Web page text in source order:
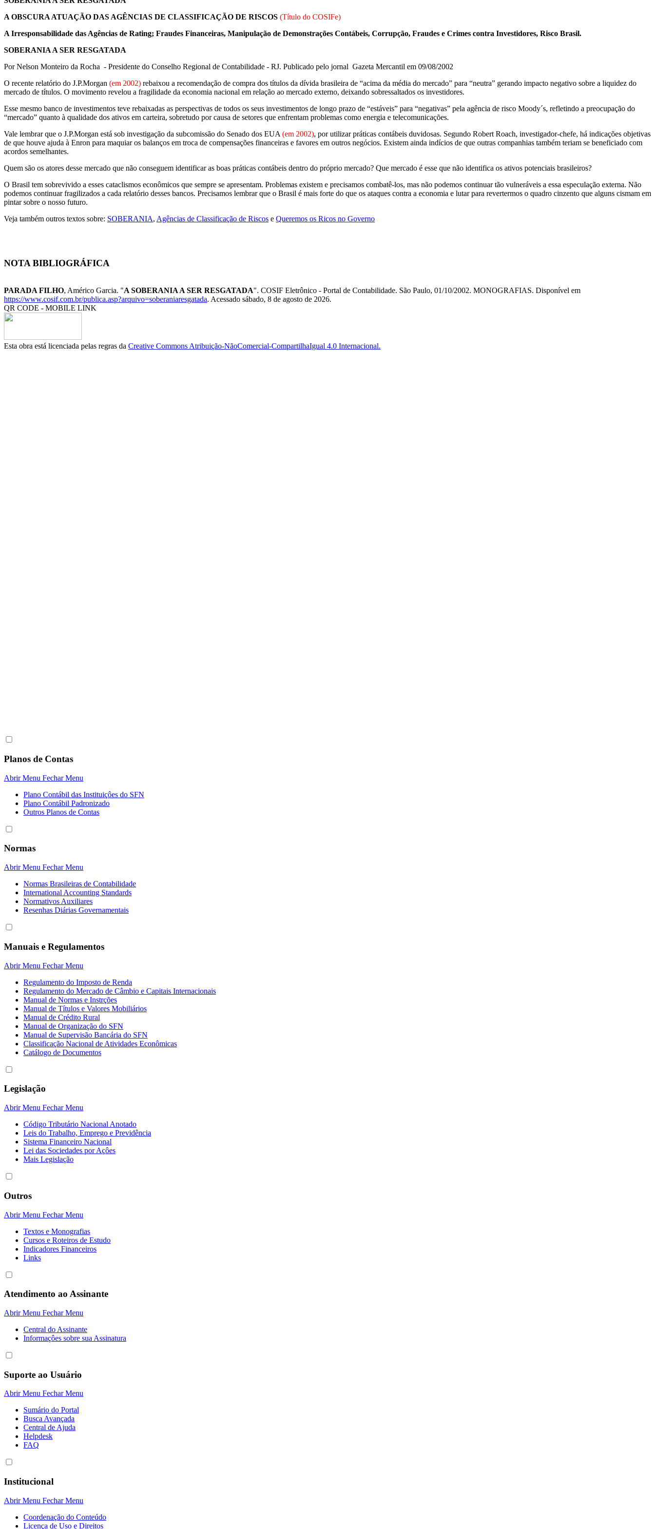
A OBSCURA ATUAÇÃO DAS AGÊNCIAS DE CLASSIFICAÇÃO DE RISCOS (Título do COSIFe)
A Irresponsabilidade das Agências de Rating; Fraudes Financeiras, Manipulação de Demonstrações Contábeis, Corrupção, Fraudes e Crimes contra Investidores, Risco Brasil.
SOBERANIA A SER RESGATADA
Por Nelson Monteiro da Rocha - Presidente do Conselho Regional de Contabilidade - RJ. Publicado pelo jornal Gazeta Mercantil em 09/08/2002
O recente relatório do J.P.Morgan (em 2002) rebaixou a recomendação de compra dos títulos da dívida brasileira de “acima da média do mercado” para “neutra” gerando impacto negativo sobre a liquidez do
mercado de títulos. O movimento revelou a fragilidade da economia nacional em relação ao mercado externo, deixando sobressaltados os investidores.
Esse mesmo banco de investimentos teve rebaixadas as perspectivas de todos os seus investimentos de longo prazo de “estáveis” para “negativas” pela agência de risco Moody´s, refletindo a preocupação do
“mercado” quanto à qualidade dos ativos em carteira, sobretudo por causa de setores que enfrentam problemas como energia e telecomunicações.
Vale lembrar que o J.P.Morgan está sob investigação da subcomissão do Senado dos EUA (em 2002), por utilizar práticas contábeis duvidosas. Segundo Robert Roach, investigador-chefe, há indicações objetivas
de que houve ajuda à Enron para maquiar os balanços em troca de compensações financeiras e favores em outros negócios. Existem ainda indícios de que outras companhias também teriam se beneficiado com
acordos semelhantes.
Quem são os atores desse mercado que não conseguem identificar as boas práticas contábeis dentro do próprio mercado? Que mercado é esse que não identifica os ativos potenciais brasileiros?
O Brasil tem sobrevivido a esses cataclismos econômicos que sempre se apresentam. Problemas existem e precisamos combatê-los, mas não podemos continuar tão vulneráveis a essa especulação externa. Não
podemos continuar fragilizados a cada relatório desses bancos. Precisamos lembrar que o Brasil é mais forte do que os ataques contra a economia e lutar para revertermos o quadro cinzento que alguns cismam em
pintar sobre o nosso futuro.
Veja também outros textos sobre: SOBERANIA, Agências de Classificação de Riscos e Queremos os Ricos no Governo
NOTA BIBLIOGRÁFICA
PARADA FILHO, Américo Garcia. "A SOBERANIA A SER RESGATADA". COSIF Eletrônico - Portal de Contabilidade. São Paulo, 01/10/2002. MONOGRAFIAS. Disponível em
https://www.cosif.com.br/publica.asp?arquivo=soberaniaresgatada. Acessado sábado, 8 de agosto de 2026.
QR CODE - MOBILE LINK
Esta obra está licenciada pelas regras da Creative Commons Atribuição-NãoComercial-CompartilhaIgual 4.0 Internacional.
Planos de Contas
Abrir Menu Fechar Menu
Plano Contábil das Instituiçôes do SFN
Plano Contábil Padronizado
Outros Planos de Contas
Normas
Abrir Menu Fechar Menu
Normas Brasileiras de Contabilidade
International Accounting Standards
Normativos Auxiliares
Resenhas Diárias Governamentais
Manuais e Regulamentos
Abrir Menu Fechar Menu
Regulamento do Imposto de Renda
Regulamento do Mercado de Câmbio e Capitais Internacionais
Manual de Normas e Instrções
Manual de Títulos e Valores Mobiliários
Manual de Crédito Rural
Manual de Organização do SFN
Manual de Supervisão Bancária do SFN
Classificação Nacional de Atividades Econômicas
Catálogo de Documentos
Legislação
Abrir Menu Fechar Menu
Código Tributário Nacional Anotado
Leis do Trabalho, Emprego e Previdência
Sistema Financeiro Nacional
Lei das Sociedades por Açôes
Mais Legislação
Outros
Abrir Menu Fechar Menu
Textos e Monografias
Cursos e Roteiros de Estudo
Indicadores Financeiros
Links
Atendimento ao Assinante
Abrir Menu Fechar Menu
Central do Assinante
Informaçôes sobre sua Assinatura
Suporte ao Usuário
Abrir Menu Fechar Menu
Sumário do Portal
Busca Avançada
Central de Ajuda
Helpdesk
FAQ
Institucional
Abrir Menu Fechar Menu
Coordenação do Conteúdo
Licença de Uso e Direitos